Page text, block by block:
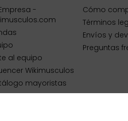
-
al equipo
Wikimusculos
mayoristas
Cómo
Términos
Envíos y
Preguntas